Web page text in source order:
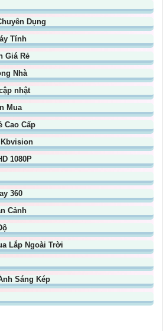
Dụng
Tính
Giá Rẻ
Nhà
nhật
Mua
Cao Cấp
1080P
360
Cảnh
Lắp Ngoài Trời
Sáng Kép